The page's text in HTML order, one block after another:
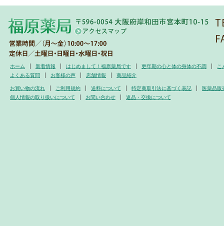
ホーム 新着情報 はじめまして！福原薬局です 更年期の心と体の身体の不調
こ
よくある質問
お客様の声 店舗情報 商品紹介
お買い物の流れ ご利用規約 送料について 特定商取引法に基づく表記
医薬品販
個人情報の取り扱いについて
お問い合わせ 返品・交換について